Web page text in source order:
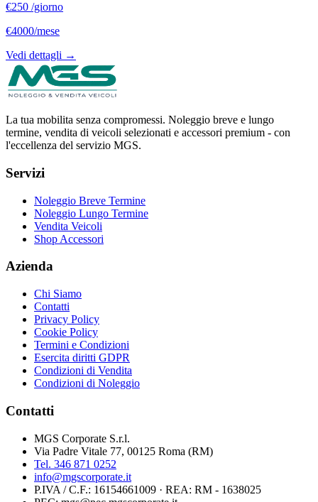
€250 /giorno
€4000/mese
Vedi dettagli →
La tua mobilita senza compromessi. Noleggio breve e lungo
termine, vendita di veicoli selezionati e accessori premium - con
l'eccellenza del servizio MGS.
Servizi
Noleggio Breve Termine
Noleggio Lungo Termine
Vendita Veicoli
Shop Accessori
Azienda
Chi Siamo
Contatti
Privacy Policy
Cookie Policy
Termini e Condizioni
Esercita diritti GDPR
Condizioni di Vendita
Condizioni di Noleggio
Contatti
MGS Corporate S.r.l.
Via Padre Vitale 77, 00125 Roma (RM)
Tel. 346 871 0252
info@mgscorporate.it
P.IVA / C.F.: 16154661009 · REA: RM - 1638025